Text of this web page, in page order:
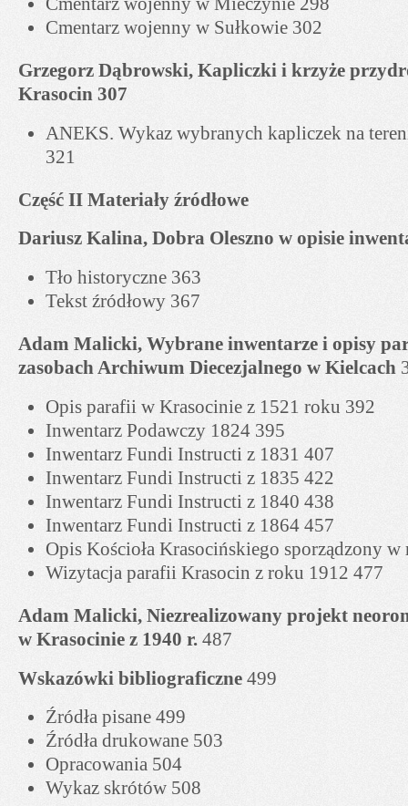
Cmentarz wojenny w Sułkowie 302
Grzegorz Dąbrowski, Kapliczki i krzyże
Krasocin 307
ANEKS. Wykaz wybranych kapliczek na
321
Część II Materiały źródłowe
Dariusz Kalina, Dobra Oleszno w opisie
Tło historyczne 363
Tekst źródłowy 367
Adam Malicki, Wybrane inwentarze i opisy
zasobach Archiwum Diecezjalnego w Kielcach
Opis parafii w Krasocinie z 1521 roku 392
Inwentarz Podawczy 1824 395
Inwentarz Fundi Instructi z 1831 407
Inwentarz Fundi Instructi z 1835 422
Inwentarz Fundi Instructi z 1840 438
Inwentarz Fundi Instructi z 1864 457
Opis Kościoła Krasocińskiego sporządzony
Wizytacja parafii Krasocin z roku 1912 477
Adam Malicki, Niezrealizowany projekt
w Krasocinie z 1940 r. 487
Wskazówki bibliograficzne 499
Źródła pisane 499
Źródła drukowane 503
Opracowania 504
Wykaz skrótów 508